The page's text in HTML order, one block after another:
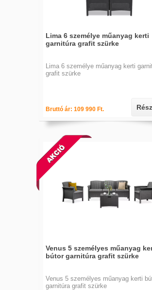
Lima 6 személye műanyag kerti
garnitúra grafit szürke
Lima 6 személye műanyag kerti
grafit szürke
Bruttó ár: 109 990 Ft.
Venus 5 személyes műanyag
bútor garnitúra grafit szürke
Venus 5 személyes műanyag kerti
garnitúra grafit szürke